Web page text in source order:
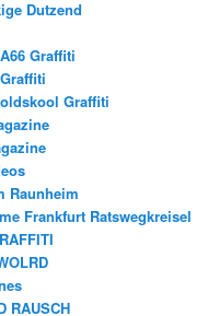
Dutzend
Graffiti
Graffiti
Raunheim
Frankfurt Ratswegkreisel
RAUSCH